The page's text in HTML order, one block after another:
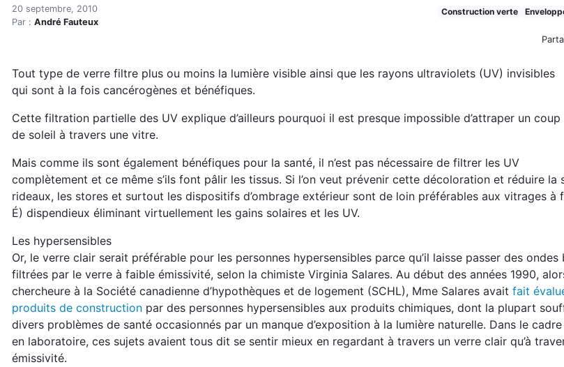
Accueil
Articles
Les vitrages et la santé
Les vitrages et la santé
20 septembre, 2010
Par : André Fauteux
Construction verte
Tout type de verre filtre plus ou moins la lumière visible ainsi que les rayons ultraviolets (UV) invisibles
qui sont à la fois cancérogènes et bénéfiques.
Cette filtration partielle des UV explique d’ailleurs pourquoi il est presque impossible d’attraper un coup
de soleil à travers une vitre.
Mais comme ils sont également bénéfiques pour la santé, il n’est pas nécessaire de filtrer les UV
complètement et ce même s’ils font pâlir les tissus. Si l’on veut prévenir cette décoloration et réduire la
rideaux, les stores et surtout les dispositifs d’ombrage extérieur sont de loin préférables aux vitrages à
É) dispendieux éliminant virtuellement les gains solaires et les UV.
Les hypersensibles
Or, le verre clair serait préférable pour les personnes hypersensibles parce qu’il laisse passer des
filtrées par le verre à faible émissivité, selon la chimiste Virginia Salares. Au début des années 1990,
chercheure à la Société canadienne d’hypothèques et de logement (SCHL), Mme Salares avait fait
produits de construction par des personnes hypersensibles aux produits chimiques, dont la plupart
divers problèmes de santé occasionnés par un manque d’exposition à la lumière naturelle. Dans le
en laboratoire, ces sujets avaient tous dit se sentir mieux en regardant à travers un verre clair qu’à
émissivité.